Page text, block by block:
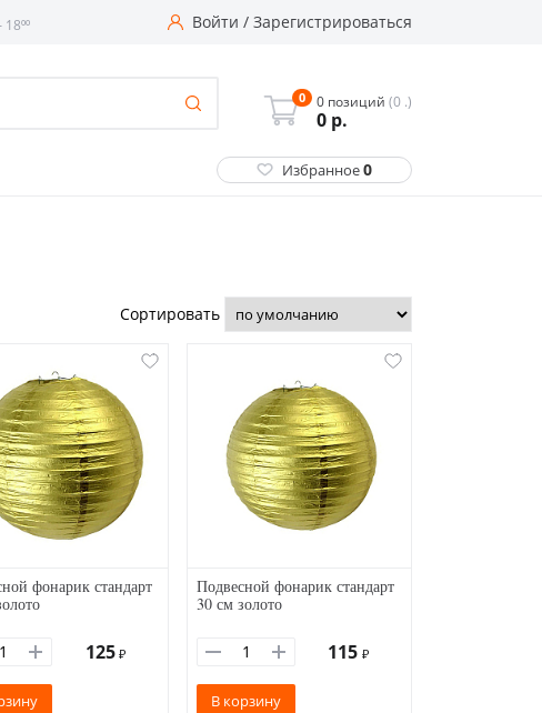
Войти / Зарегистрироваться
0 0 позиций (0 .)
0 р.
Избранное0
Сортировать
фонарик стандарт
125 ₽
Подвесной фонарик стандарт
30 см золото
115 ₽
В корзину